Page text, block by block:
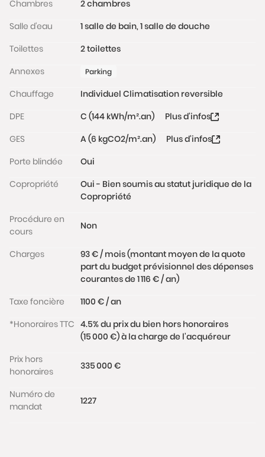
Chambres
2 chambres
Salle d'eau
1 salle de bain, 1 salle de douche
Toilettes
2 toilettes
Annexes
Parking
Chauffage
Individuel Climatisation reversible
DPE
C (144 kWh/m².an)
Plus d'infos
GES
A (6 kgCO2/m².an)
Plus d'infos
Porte blindée
Oui
Copropriété
Oui - Bien soumis au statut juridique de la
Copropriété
Procédure en
cours
Non
Charges
93 € / mois (montant moyen de la quote
part du budget prévisionnel des dépenses
courantes de 1 116 € / an)
Taxe foncière
1100 € / an
*Honoraires TTC 4.5% du prix du bien hors honoraires
(15 000 €) à la charge de l'acquéreur
Prix hors
honoraires
335 000 €
Numéro de
mandat
1227